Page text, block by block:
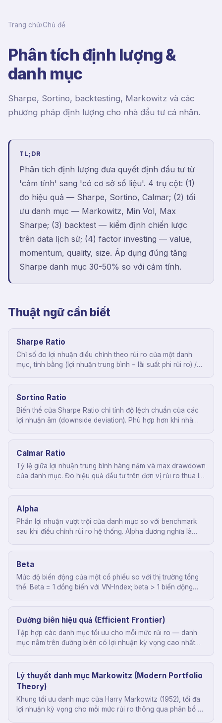
Trang chủ›Chủ đề
Phân tích định lượng &
danh mục
Sharpe, Sortino, backtesting, Markowitz và các
phương pháp định lượng cho nhà đầu tư cá nhân.
TL;DR
Phân tích định lượng đưa quyết định đầu tư từ
'cảm tính' sang 'có cơ sở số liệu'. 4 trụ cột: (1)
đo hiệu quả — Sharpe, Sortino, Calmar; (2) tối
ưu danh mục — Markowitz, Min Vol, Max
Sharpe; (3) backtest — kiểm định chiến lược
trên data lịch sử; (4) factor investing — value,
momentum, quality, size. Áp dụng đúng tăng
Sharpe danh mục 30-50% so với cảm tính.
Thuật ngữ cần biết
Sharpe Ratio
Chỉ số đo lợi nhuận điều chỉnh theo rủi ro của một danh
mục, tính bằng (lợi nhuận trung bình − lãi suất phi rủi ro) /
Sortino Ratio
Biến thể của Sharpe Ratio chỉ tính độ lệch chuẩn của các
lợi nhuận âm (downside deviation). Phù hợp hơn khi nhà
Calmar Ratio
Tỷ lệ giữa lợi nhuận trung bình hàng năm và max drawdown
của danh mục. Đo hiệu quả đầu tư trên đơn vị rủi ro thua lỗ
Alpha
Phần lợi nhuận vượt trội của danh mục so với benchmark
sau khi điều chỉnh rủi ro hệ thống. Alpha dương nghĩa là
Beta
Mức độ biến động của một cổ phiếu so với thị trường tổng
thể. Beta = 1 đồng biến với VN-Index; beta > 1 biến động
Đường biên hiệu quả (Efficient Frontier)
Tập hợp các danh mục tối ưu cho mỗi mức rủi ro — danh
mục nằm trên đường biên có lợi nhuận kỳ vọng cao nhất
Lý thuyết danh mục Markowitz (Modern Portfolio
Theory)
Khung tối ưu danh mục của Harry Markowitz (1952), tối đa
lợi nhuận kỳ vọng cho mỗi mức rủi ro thông qua phân bổ và